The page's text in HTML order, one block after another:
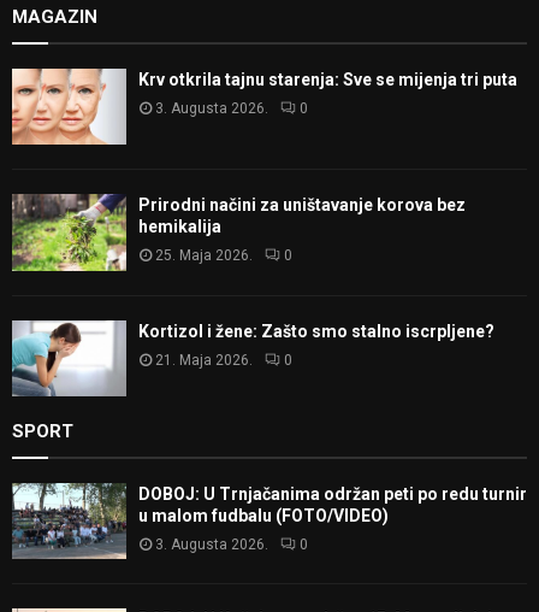
MAGAZIN
Krv otkrila tajnu starenja: Sve se mijenja tri puta
3. Augusta 2026. 0
Prirodni načini za uništavanje korova bez
hemikalija
25. Maja 2026. 0
Kortizol i žene: Zašto smo stalno iscrpljene?
21. Maja 2026. 0
SPORT
DOBOJ: U Trnjačanima održan peti po redu turnir
u malom fudbalu (FOTO/VIDEO)
3. Augusta 2026. 0